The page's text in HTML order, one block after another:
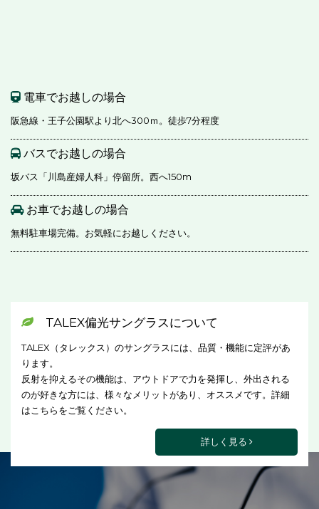
電車でお越しの場合
阪急線・王子公園駅より北へ300ｍ。徒歩7分程度
バスでお越しの場合
坂バス「川島産婦人科」停留所。西へ150m
お車でお越しの場合
無料駐車場完備。お気軽にお越しください。
TALEX偏光サングラスについて
TALEX（タレックス）のサングラスには、品質・機能に定評があ
ります。
反射を抑えるその機能は、アウトドアで力を発揮し、外出される
のが好きな方には、様々なメリットがあり、オススメです。詳細
はこちらをご覧ください。
詳しく見る